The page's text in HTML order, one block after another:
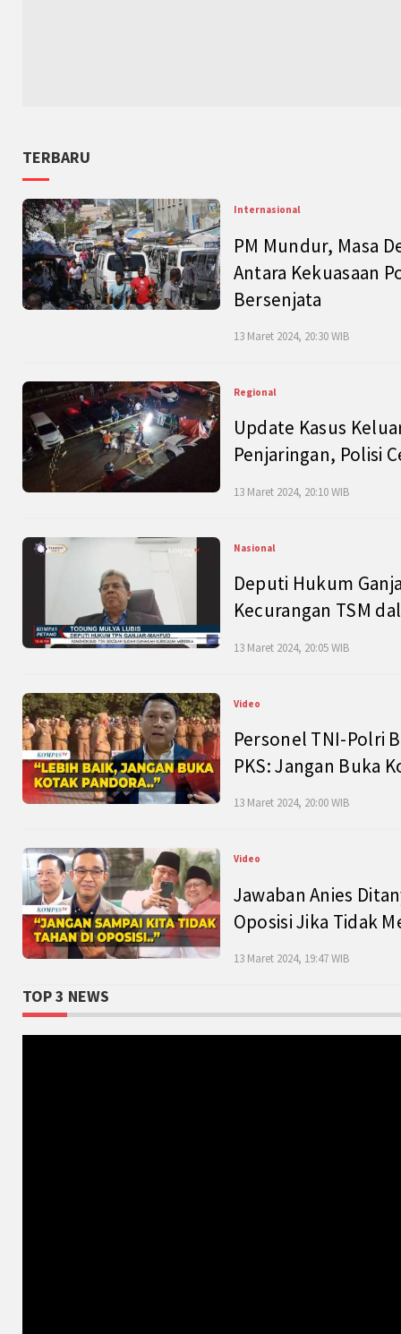
TERBARU
Internasional
PM Mundur, Masa
Antara Kekuasaan
Bersenjata
13 Maret 2024, 20:30 WIB
Regional
Update Kasus
Penjaringan, Polisi
13 Maret 2024, 20:10 WIB
Nasional
Deputi Hukum
Kecurangan TSM
13 Maret 2024, 20:05 WIB
Video
Personel TNI-Polri
PKS: Jangan Buka
13 Maret 2024, 20:00 WIB
Video
Jawaban Anies
Oposisi Jika Tidak
13 Maret 2024, 19:47 WIB
TOP 3 NEWS